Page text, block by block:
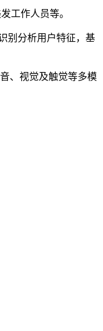
工作人员等。
别分析用户特征，基
、视觉及触觉等多模